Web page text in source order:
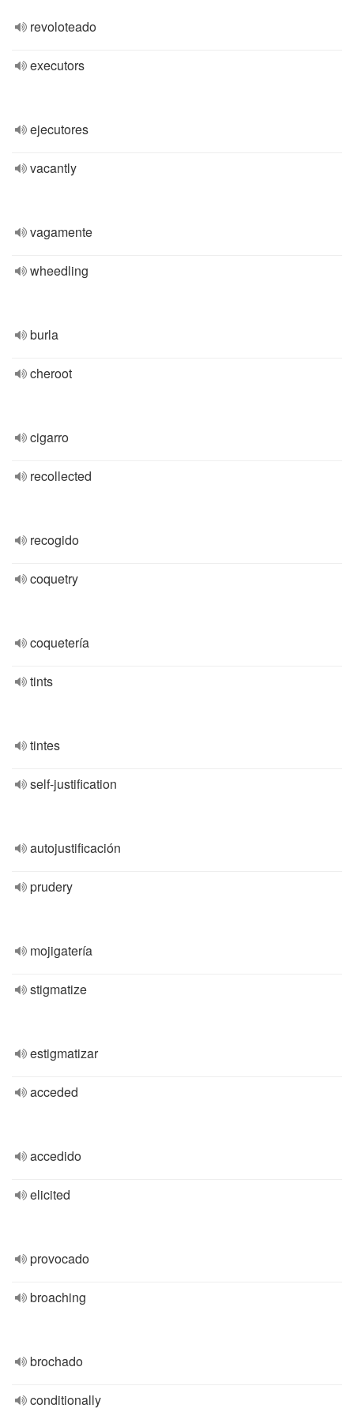
revoloteado
executors
ejecutores
vacantly
vagamente
wheedling
burla
cheroot
cigarro
recollected
recogido
coquetry
coquetería
tints
tintes
self-justification
autojustificación
prudery
mojigatería
stigmatize
estigmatizar
acceded
accedido
elicited
provocado
broaching
brochado
conditionally